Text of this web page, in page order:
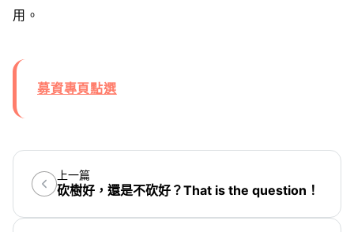
用。
募資專頁點選
上一篇
砍樹好，還是不砍好？That is the question！